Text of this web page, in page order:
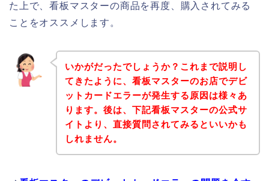
た上で、看板マスターの商品を再度、購入されてみる
ことをオススメします。
いかがだったでしょうか？これまで説明し
てきたように、看板マスターのお店でデビ
ットカードエラーが発生する原因は様々あ
ります。後は、下記看板マスターの公式サ
イトより、直接質問されてみるといいかも
しれません。